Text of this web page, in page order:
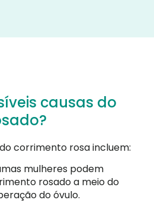
causas do
corrimento rosa incluem:
mulheres podem
rosado a meio do
do óvulo.